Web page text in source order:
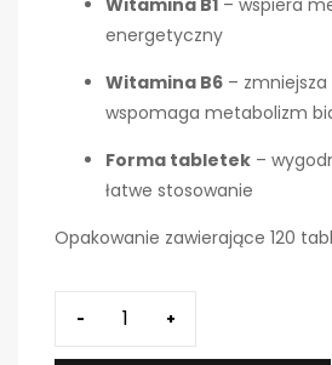
energetyczny
Witamina B6 –
wspomaga metabolizm
Forma tabletek –
łatwe stosowanie
Opakowanie zawierające 120
- +